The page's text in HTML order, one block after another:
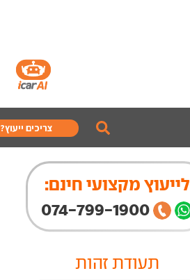
צריכים ייעוץ?
לייעוץ מקצועי חינם:
תעודת זהות